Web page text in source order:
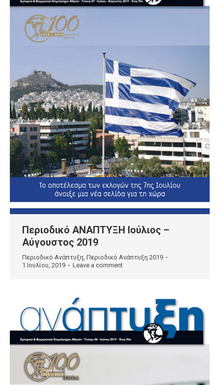
Περιοδικό ΑΝΑΠΤΥΞΗ Ιούλιος –
Αύγουστος 2019
Περιοδικό Ανάπτυξη Περιοδικό Ανάπτυξη 2019
1 Ιουλίου, 2019
Leave a comment